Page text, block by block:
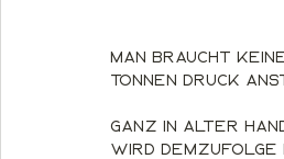
Man braucht
Tonnen Druck
Ganz in alter
wird demzufolge